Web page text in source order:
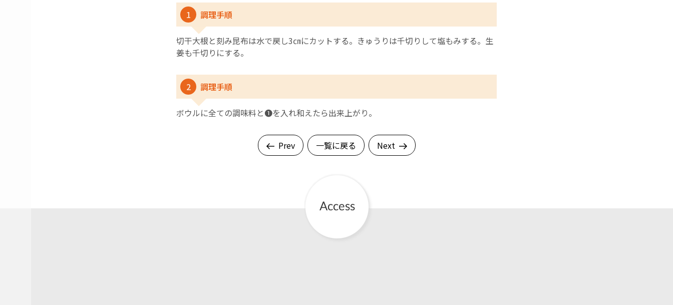
1 調理手順
切干大根と刻み昆布は水で戻し3㎝にカットする。きゅうりは千切りして塩もみする。生
姜も千切りにする。
2 調理手順
ボウルに全ての調味料と❶を入れ和えたら出来上がり。
Prev 一覧に戻る Next